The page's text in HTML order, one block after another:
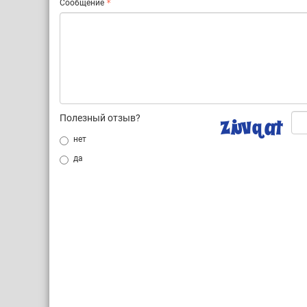
Сообщение
Полезный отзыв?
нет
да